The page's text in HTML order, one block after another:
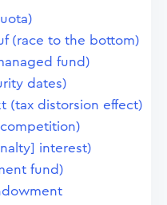
(race to the bottom)
fund)
dates)
(tax distorsion effect)
interest)
fund)